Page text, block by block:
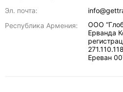
Эл. почта:
Республика Армения:
ООО
Ерванда
Ереван